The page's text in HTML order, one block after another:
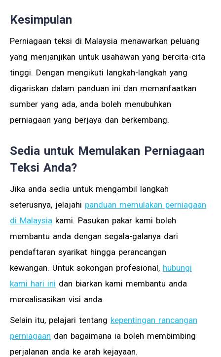
Kesimpulan
Perniagaan teksi di Malaysia menawarkan peluang
yang menjanjikan untuk usahawan yang bercita-cita
tinggi. Dengan mengikuti langkah-langkah yang
digariskan dalam panduan ini dan memanfaatkan
sumber yang ada, anda boleh menubuhkan
perniagaan yang berjaya dan berkembang.
Sedia untuk Memulakan Perniagaan
Teksi Anda?
Jika anda sedia untuk mengambil langkah
seterusnya, jelajahi panduan memulakan perniagaan
di Malaysia kami. Pasukan pakar kami boleh
membantu anda dengan segala-galanya dari
pendaftaran syarikat hingga perancangan
kewangan. Untuk sokongan profesional, hubungi
kami hari ini dan biarkan kami membantu anda
merealisasikan visi anda.
Selain itu, pelajari tentang kepentingan rancangan
perniagaan dan bagaimana ia boleh membimbing
perjalanan anda ke arah kejayaan.